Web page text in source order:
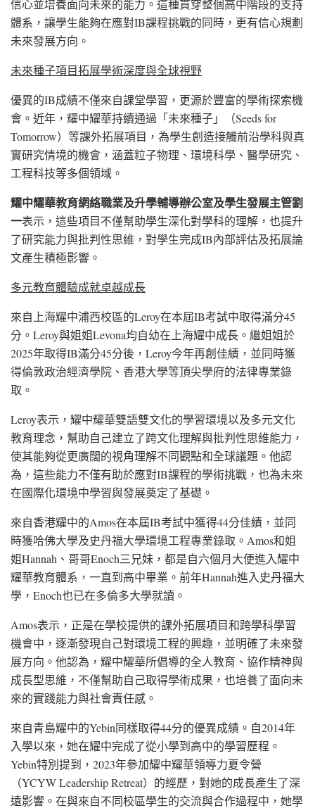
信心並培養面向未來的能力。這種貫穿整個高中階段的支持
體系，讓學生能夠在應對IB課程挑戰的同時，更有信心規劃
未來發展方向。
未來種子項目拓展學術深度與全球視野
優異的IB成績不僅來自課堂學習，更源於豐富的學術探索機
會。近年，耀中耀華持續通過「未來種子」（Seeds for
Tomorrow）等課外拓展項目，為學生創造接觸前沿學科與真
實研究情境的機會，涵蓋粒子物理、環境科學、醫學研究、
工程科技等多個領域。
耀中耀華教育網絡職業及升學輔導辦公室及學生發展主管劉
一表示，這些項目不僅幫助學生深化對學科的理解，也提升
了研究能力與批判性思維，對學生完成IB內部評估及拓展論
文產生積極影響。
多元教育體驗成就卓越成長
來自上海耀中浦西校區的Leroy在本屆IB考試中取得滿分45
分。Leroy與姐姐Levona均自幼在上海耀中成長。繼姐姐於
2025年取得IB滿分45分後，Leroy今年再創佳績，並同時獲
得倫敦政治經濟學院、香港大學等頂尖學府的法律專業錄
取。
Leroy表示，耀中耀華雙語雙文化的學習環境以及多元文化
教育理念，幫助自己建立了跨文化理解與批判性思維能力，
使其能夠從更廣闊的視角理解不同觀點和全球議題。他認
為，這些能力不僅有助於應對IB課程的學術挑戰，也為未來
在國際化環境中學習與發展奠定了基礎。
來自香港耀中的Amos在本屆IB考試中獲得44分佳績，並同
時獲哈佛大學及史丹福大學環境工程專業錄取。Amos和姐
姐Hannah、哥哥Enoch三兄妹，都是自六個月大便進入耀中
耀華教育體系，一直到高中畢業。前年Hannah進入史丹福大
學，Enoch也已在多倫多大學就讀。
Amos表示，正是在學校提供的課外拓展項目和跨學科學習
機會中，逐漸發現自己對環境工程的興趣，並明確了未來發
展方向。他認為，耀中耀華所倡導的全人教育、協作精神與
成長型思維，不僅幫助自己取得學術成果，也培養了面向未
來的實踐能力與社會責任感。
來自青島耀中的Yebin同樣取得44分的優異成績。自2014年
入學以來，她在耀中完成了從小學到高中的學習歷程。
Yebin特別提到，2023年參加耀中耀華領導力夏令營
（YCYW Leadership Retreat）的經歷，對她的成長產生了深
遠影響。在與來自不同校區學生的交流與合作過程中，她學